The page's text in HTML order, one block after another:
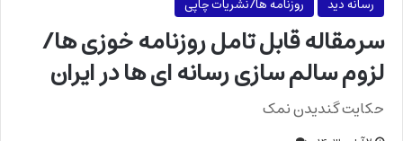
رسانه دید
روزنامه ها/نشریات چاپی
سرمقاله قابل تامل روزنامه خوزی ها/
لزوم سالم سازی رسانه ای ها در ایران
حکایت گندیدن نمک